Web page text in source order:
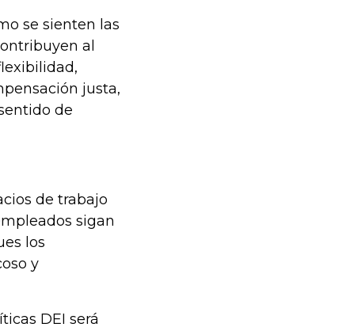
se sienten las
al
justa,
de
de trabajo
sigan
los
y
DEI será